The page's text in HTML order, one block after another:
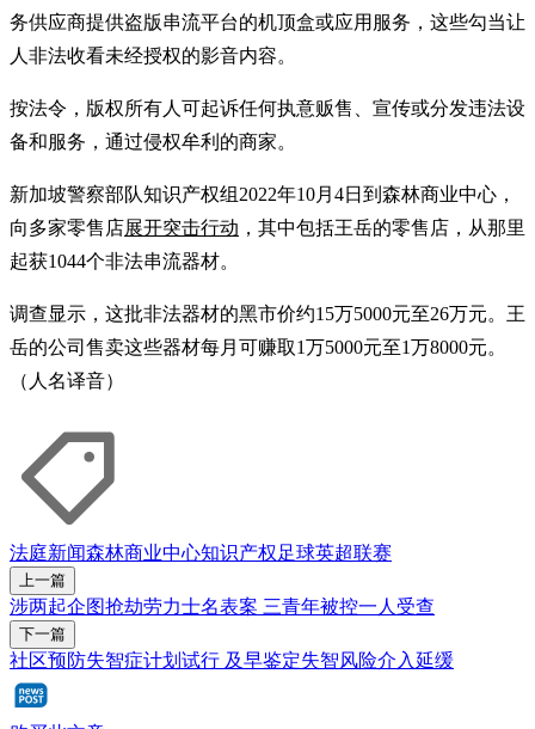
务供应商提供盗版串流平台的机顶盒或应用服务，这些勾当让
人非法收看未经授权的影音内容。
按法令，版权所有人可起诉任何执意贩售、宣传或分发违法设
备和服务，通过侵权牟利的商家。
新加坡警察部队知识产权组2022年10月4日到森林商业中心，
向多家零售店展开突击行动 ，其中包括王岳的零售店，从那里
起获1044个非法串流器材。
调查显示，这批非法器材的黑市价约15万5000元至26万元。王
岳的公司售卖这些器材每月可赚取1万5000元至1万8000元。
（人名译音）
法庭新闻森林商业中心知识产权足球英超联赛
上一篇
涉两起企图抢劫劳力士名表案 三青年被控一人受查
下一篇
社区预防失智症计划试行 及早鉴定失智风险介入延缓